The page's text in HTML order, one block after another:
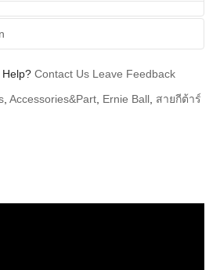
Help? Contact Us Leave Feedback
, Accessories&Part, Ernie Ball, สายกีต้าร์